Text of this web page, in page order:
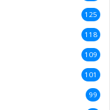
125
118
109
101
99